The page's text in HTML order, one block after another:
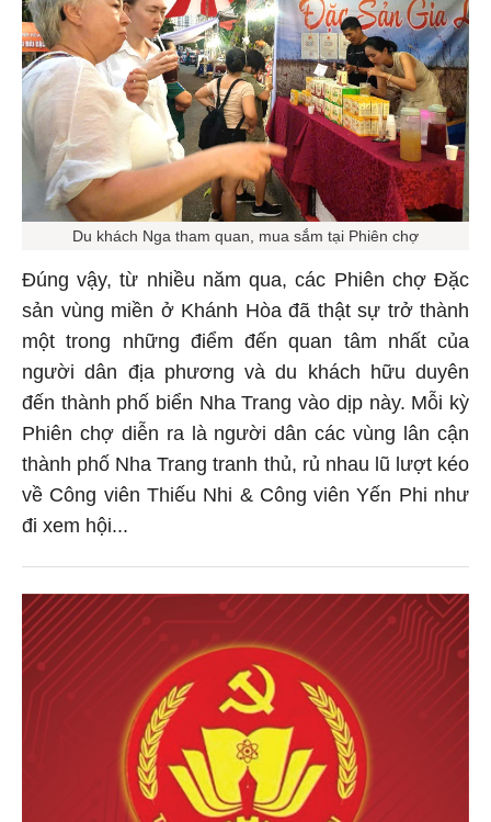
Du khách Nga tham quan, mua sắm tại Phiên chợ
Đúng vậy, từ nhiều năm qua, các Phiên chợ Đặc
sản vùng miền ở Khánh Hòa đã thật sự trở thành
một trong những điểm đến quan tâm nhất của
người dân địa phương và du khách hữu duyên
đến thành phố biển Nha Trang vào dịp này. Mỗi kỳ
Phiên chợ diễn ra là người dân các vùng lân cận
thành phố Nha Trang tranh thủ, rủ nhau lũ lượt kéo
về Công viên Thiếu Nhi & Công viên Yến Phi như
đi xem hội...